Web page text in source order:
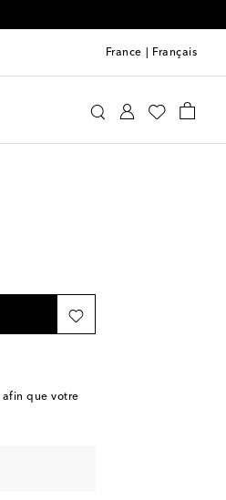
France Français
afin que votre